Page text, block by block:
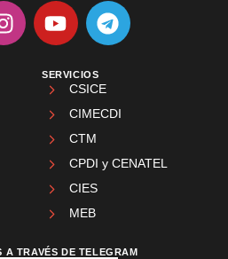
SERVICIOS
CSICE
CIMECDI
CTM
CPDI y CENATEL
CIES
MEB
A TRAVÉS DE TELEGRAM